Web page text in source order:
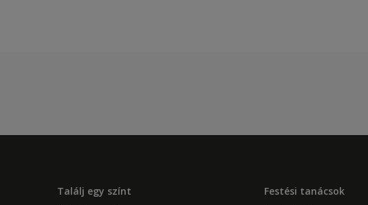
Találj egy színt
Festési tanácsok